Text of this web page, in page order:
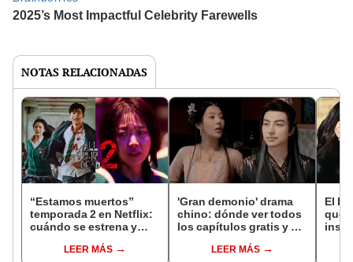
NOTAS RELACIONADAS
“Estamos muertos”
temporada 2 en Netflix:
cuándo se estrena y
temporadaLEER MÁS
'Gran demonio' drama
chino: dónde ver todos
los capítulos gratis y en
LEER MÁS
El k-
que